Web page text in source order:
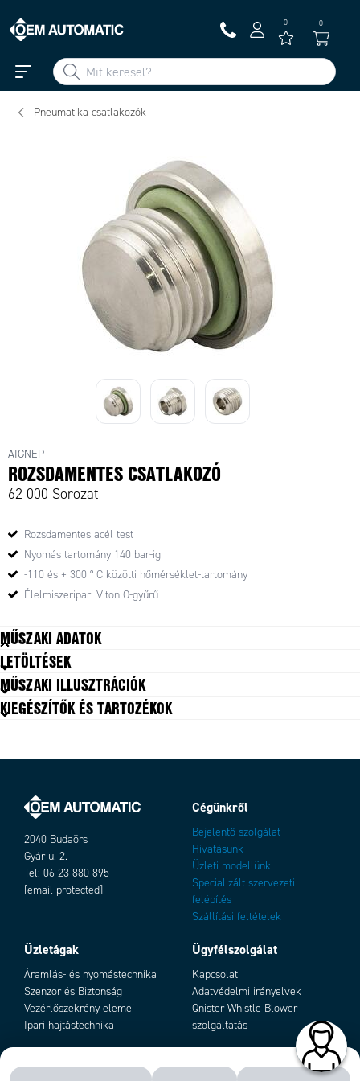
0 0
Pneumatika csatlakozók
AIGNEP
ROZSDAMENTES CSATLAKOZÓ
62 000 Sorozat
Rozsdamentes acél test
Nyomás tartomány 140 bar-ig
-110 és + 300 ° C közötti hőmérséklet-tartomány
Élelmiszeripari Viton O-gyűrű
MŰSZAKI ADATOK
Csatlakozás
Jóváhagyások
Kiszerelés
folyadékok az élelmiszer- és
Max. üzemi hőmérséklet
Min. üzemi hőmérséklet -15 °C
140 bar
-0,99 bar
O-gyűrű anyaga FKM
Száltípus Hengeres
Rozsdamentes acél SIS2350 (316L)
LETÖLTÉSEK
MŰSZAKI ILLUSZTRÁCIÓK
KIEGÉSZÍTŐK ÉS TARTOZÉKOK
Változatok
Add as new cart row
2040 Budaörs
Gyár u. 2.
Tel: 06-23 880-895
[email protected]
Cégünkről
Bejelentő szolgálat
Hivatásunk
Üzleti modellünk
Specializált szervezeti
felépítés
Szállítási feltételek
Üzletágak
Áramlás- és nyomástechnika
Szenzor és Biztonság
Vezérlőszekrény elemei
Ipari hajtástechnika
Ügyfélszolgálat
Kapcsolat
Adatvédelmi irányelvek
Qnister Whistle Blower
szolgáltatás